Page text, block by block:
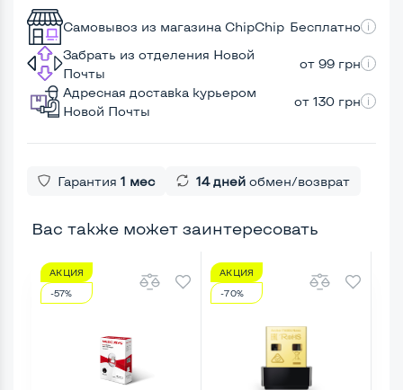
Самовывоз из магазина ChipChip Бесплатно
Забрать из отделения Новой
Почты
от 99 грн
Адресная доставка курьером
Новой Почты
от 130 грн
Гарантия 1 мес 14 дней обмен/возврат
Вас также может заинтересовать
АКЦИЯ
-57%
АКЦИЯ
-70%